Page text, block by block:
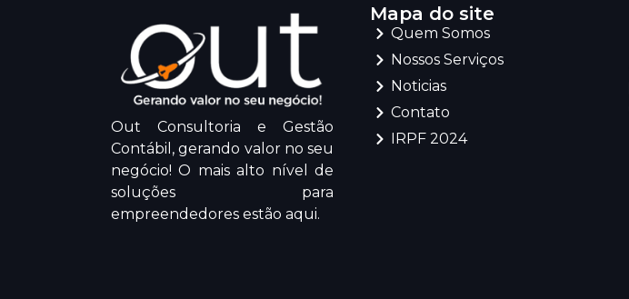
Out Consultoria e Gestão
Contábil, gerando valor no seu
negócio! O mais alto nível de
soluções para
empreendedores estão aqui.
Mapa do site
Quem Somos
Nossos Serviços
Noticias
Contato
IRPF 2024